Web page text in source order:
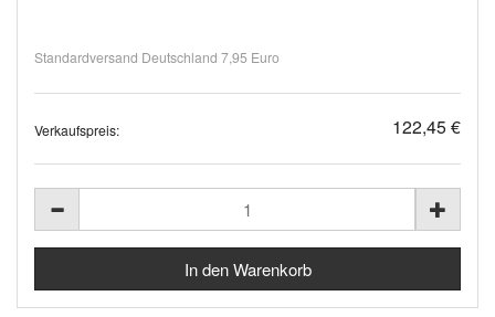
Standardversand Deutschland 7,95 Euro
Verkaufspreis: 122,45 €